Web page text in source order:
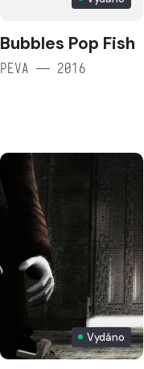
Bubbles Pop Fish
PEVA — 2016
Vydáno